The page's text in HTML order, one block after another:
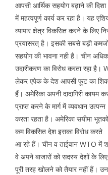
आपसी आर्थिक सहयोग बढ़ाने की दिशा
में महत्वपूर्ण कार्य कर रहा है। यह
व्यापार क्षेत्र विकसित करने के लिए
प्रयासरत् है। इसकी सबसे बड़ी
सहयोग की भावना नही है। चीन अधिक
उदारीकरण का विरोध करता रहा
लेकर एपेक के देश आपसी फूट का
हैं। अमेरिका अपनी दादागिरी कायम
प्राप्त करने के मार्ग में व्यवधान उत्पन्न
करता रहता है। अमेरिका सयीमा
कम विकसित देश इसका विरोध करते
आ रहे हैं। चीन व ताईवान WTO में
वे अपने बाजारों को सदस्य देशों के लिए
पूरी तरह खोलने को तैयार नहीं हैं।